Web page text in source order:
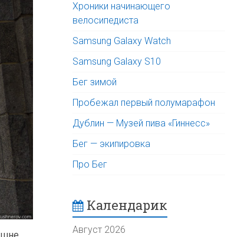
Хроники начинающего
велосипедиста
Samsung Galaxy Watch
Samsung Galaxy S10
Бег зимой
Пробежал первый полумарафон
Дублин — Музей пива «Гиннесс»
Бег — экипировка
Про Бег
Календарик
Август 2026